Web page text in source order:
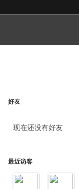
好友
现在还没有好友
最近访客